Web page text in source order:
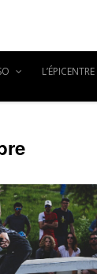
L’ÉPICENTRE